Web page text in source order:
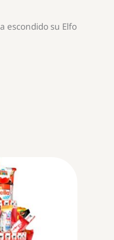
escondido su Elfo